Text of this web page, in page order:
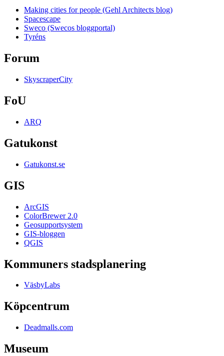
Making cities for people (Gehl Architects blog)
Spacescape
Sweco (Swecos bloggportal)
Tyréns
Forum
SkyscraperCity
FoU
ARQ
Gatukonst
Gatukonst.se
GIS
ArcGIS
ColorBrewer 2.0
Geosupportsystem
GIS-bloggen
QGIS
Kommuners stadsplanering
VäsbyLabs
Köpcentrum
Deadmalls.com
Museum